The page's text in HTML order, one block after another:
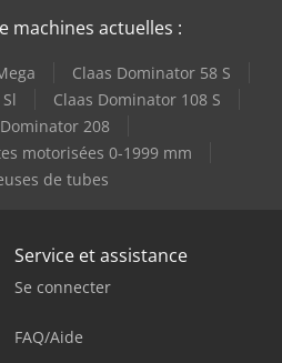
machines actuelles :
Claas Dominator 58 S
Claas Dominator 108 S
208
motorisées 0-1999 mm
de tubes
Service et assistance
Se connecter
FAQ/Aide